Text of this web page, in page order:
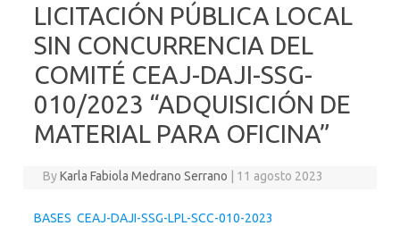
LICITACIÓN PÚBLICA LOCAL
SIN CONCURRENCIA DEL
COMITÉ CEAJ-DAJI-SSG-
010/2023 “ADQUISICIÓN DE
MATERIAL PARA OFICINA”
ByKarla Fabiola Medrano Serrano 11 agosto 2023
BASES CEAJ-DAJI-SSG-LPL-SCC-010-2023